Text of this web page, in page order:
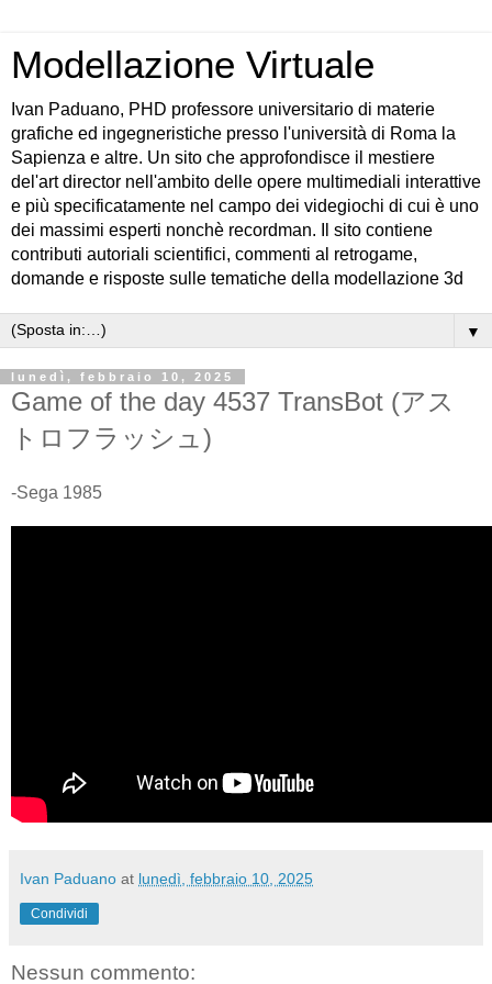
Modellazione Virtuale
Ivan Paduano, PHD professore universitario di materie
grafiche ed ingegneristiche presso l'università di Roma la
Sapienza e altre. Un sito che approfondisce il mestiere
del'art director nell'ambito delle opere multimediali interattive
e più specificatamente nel campo dei videgiochi di cui è uno
dei massimi esperti nonchè recordman. Il sito contiene
contributi autoriali scientifici, commenti al retrogame,
domande e risposte sulle tematiche della modellazione 3d
▼
lunedì, febbraio 10, 2025
Game of the day 4537 TransBot (アス
トロフラッシュ)
-Sega 1985
Ivan Paduano at lunedì, febbraio 10, 2025
Condividi
Nessun commento: